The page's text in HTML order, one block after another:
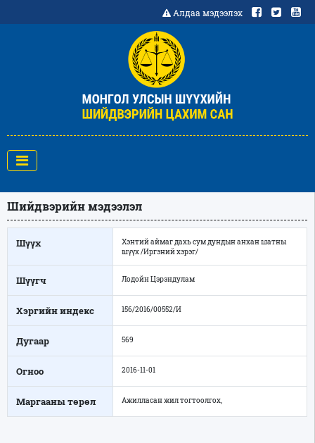
Алдаа мэдээлэх
Шийдвэрийн мэдээлэл
Шүүх
Хэнтий аймаг дахь сум дундын анхан шатны
шүүх /Иргэний хэрэг/
Шүүгч Лодойн Цэрэндулам
Хэргийн индекс 156/2016/00552/И
Дугаар 569
Огноо 2016-11-01
Маргааны төрөл Ажилласан жил тогтоолгох,